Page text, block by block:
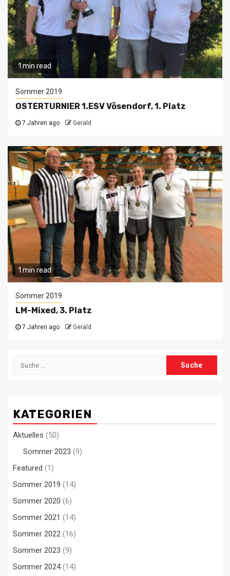
1 min read
Sommer 2019
OSTERTURNIER 1.ESV Vösendorf, 1. Platz
7 Jahren ago Gerald
1 min read
Sommer 2019
LM-Mixed, 3. Platz
7 Jahren ago Gerald
Suche
KATEGORIEN
Aktuelles (50)
Sommer 2023 (9)
Featured (1)
Sommer 2019 (14)
Sommer 2020 (6)
Sommer 2021 (14)
Sommer 2022 (16)
Sommer 2023 (9)
Sommer 2024(14)